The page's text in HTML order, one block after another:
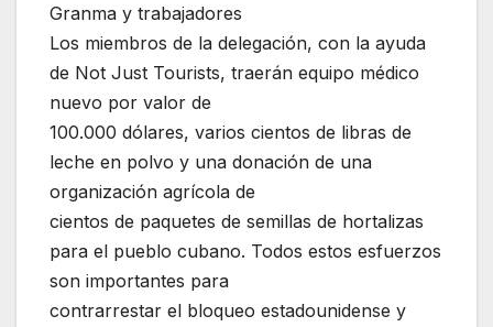
Granma y trabajadores
Los miembros de la delegación, con la ayuda
de Not Just Tourists, traerán equipo médico
nuevo por valor de
100.000 dólares, varios cientos de libras de
leche en polvo y una donación de una
organización agrícola de
cientos de paquetes de semillas de hortalizas
para el pueblo cubano. Todos estos esfuerzos
son importantes para
contrarrestar el bloqueo estadounidense y